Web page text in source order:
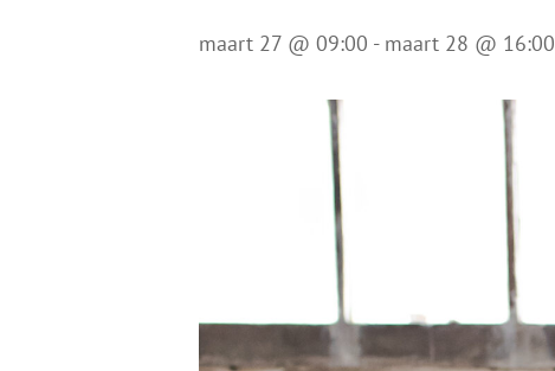
maart 27 @ 09:00 - maart 28 @ 16:00